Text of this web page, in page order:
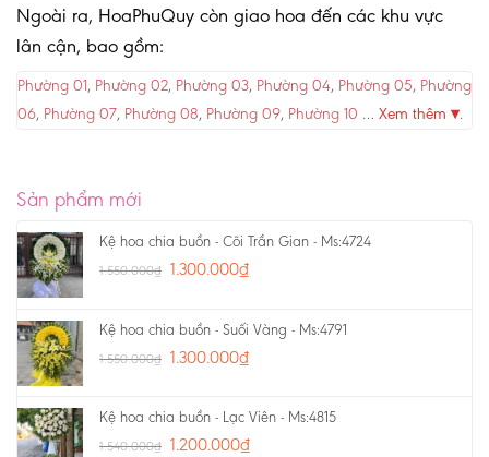
Ngoài ra, HoaPhuQuy còn giao hoa đến các khu vực
lân cận, bao gồm:
Phường 01, Phường 02, Phường 03, Phường 04, Phường 05, Phường
06, Phường 07, Phường 08, Phường 09, Phường 10 … Xem thêm ▾.
Sản phẩm mới
Kệ hoa chia buồn - Cõi Trần Gian - Ms:4724
1.550.000₫ 1.300.000₫
Kệ hoa chia buồn - Suối Vàng - Ms:4791
1.550.000₫ 1.300.000₫
Kệ hoa chia buồn - Lạc Viên - Ms:4815
1.540.000₫ 1.200.000₫